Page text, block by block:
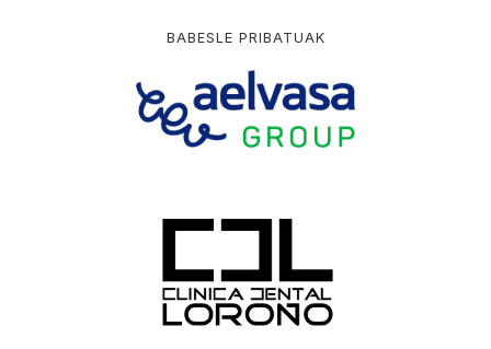
BABESLE PRIBATUAK